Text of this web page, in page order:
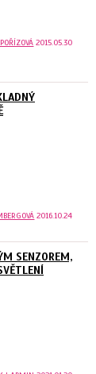
2015.05.30
2016.10.24
SENZOREM,